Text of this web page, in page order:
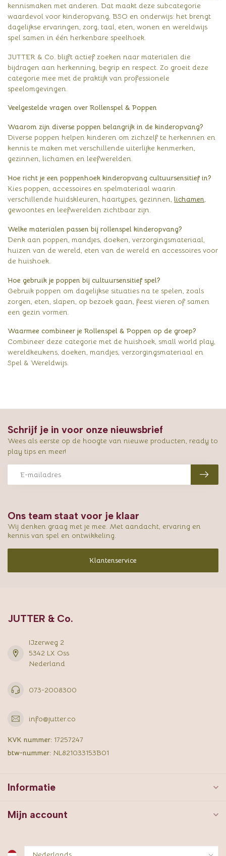
kennismaken met anderen. Dat maakt deze subcategorie
waardevol voor kinderopvang, BSO en onderwijs: het brengt
dagelijkse ervaringen, zorg, taal, eten, wonen en wereldwijs
spel samen in één herkenbare speelhoek.
JUTTER & Co. blijft actief zoeken naar materialen die
bijdragen aan herkenning, begrip en respect. Zo groeit deze
categorie mee met de praktijk van professionele
speelomgevingen.
Veelgestelde vragen over Rollenspel & Poppen
Waarom zijn diverse poppen belangrijk in de kinderopvang?
Diverse poppen helpen kinderen om zichzelf te herkennen en
kennis te maken met verschillende uiterlijke kenmerken,
gezinnen, lichamen en leefwerelden.
Hoe richt je een poppenhoek kinderopvang cultuursensitief in?
Kies poppen, accessoires en spelmateriaal waarin
verschillende huidskleuren, haartypes, gezinnen, lichamen,
gewoontes en leefwerelden zichtbaar zijn.
Welke materialen passen bij rollenspel kinderopvang?
Denk aan poppen, mandjes, doeken, verzorgingsmateriaal,
huizen van de wereld, eten van de wereld en accessoires voor
de huishoek.
Hoe gebruik je poppen bij cultuursensitief spel?
Gebruik poppen om dagelijkse situaties na te spelen, zoals
zorgen, eten, slapen, op bezoek gaan, feest vieren of samen
een gezin vormen.
Waarmee combineer je Rollenspel & Poppen op de groep?
Combineer deze categorie met de huishoek, small world play,
wereldkeukens, doeken, mandjes, verzorgingsmateriaal en
Spel & Wereldwijs.
Ons team staat voor je klaar
Wij denken graag met je mee. Met aandacht, ervaring en
kennis van spel en ontwikkeling.
Klantenservice
Schrijf je in voor onze nieuwsbrief
Wees als eerste op de hoogte van nieuwe producten, ready to
play tips en meer!
JUTTER & Co.
IJzerweg 2
5342 LX Oss
Nederland
073-2008300
info@jutter.co
KVK nummer: 17257247
btw-nummer: NL821033153B01
Informatie
Mijn account